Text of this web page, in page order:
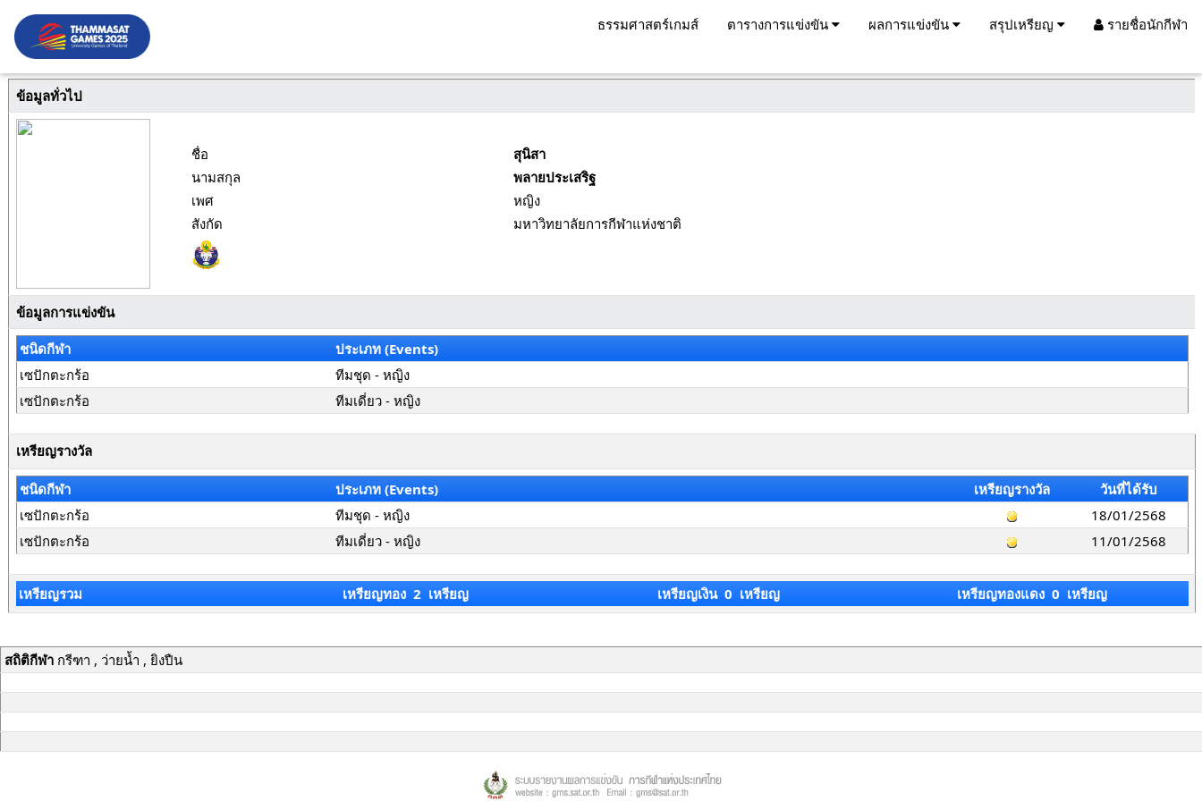
ธรรมศาสตร์เกมส์ ตารางการแข่งขัน ผลการแข่งขัน สรุปเหรียญ รายชื่อนักกีฬา
ข้อมูลทั่วไป
ชื่อ
สุนิสา
นามสกุล
พลายประเสริฐ
เพศ
หญิง
สังกัด
มหาวิทยาลัยการกีฬาแห่งชาติ
ข้อมูลการแข่งขัน
ชนิดกีฬา
ประเภท (Events)
เซปักตะกร้อ
ทีมชุด - หญิง
เซปักตะกร้อ
ทีมเดี่ยว - หญิง
เหรียญรางวัล
ชนิดกีฬา ประเภท (Events) เหรียญรางวัล
วันที่ได้รับ
เซปักตะกร้อ
ทีมชุด - หญิง
18/01/2568
เซปักตะกร้อ
ทีมเดี่ยว - หญิง 11/01/2568
เหรียญรวม เหรียญทอง 2 เหรียญ เหรียญเงิน 0 เหรียญ เหรียญทองแดง 0 เหรียญ
สถิติกีฬากรีฑา , ว่ายน้ำ , ยิงปืน